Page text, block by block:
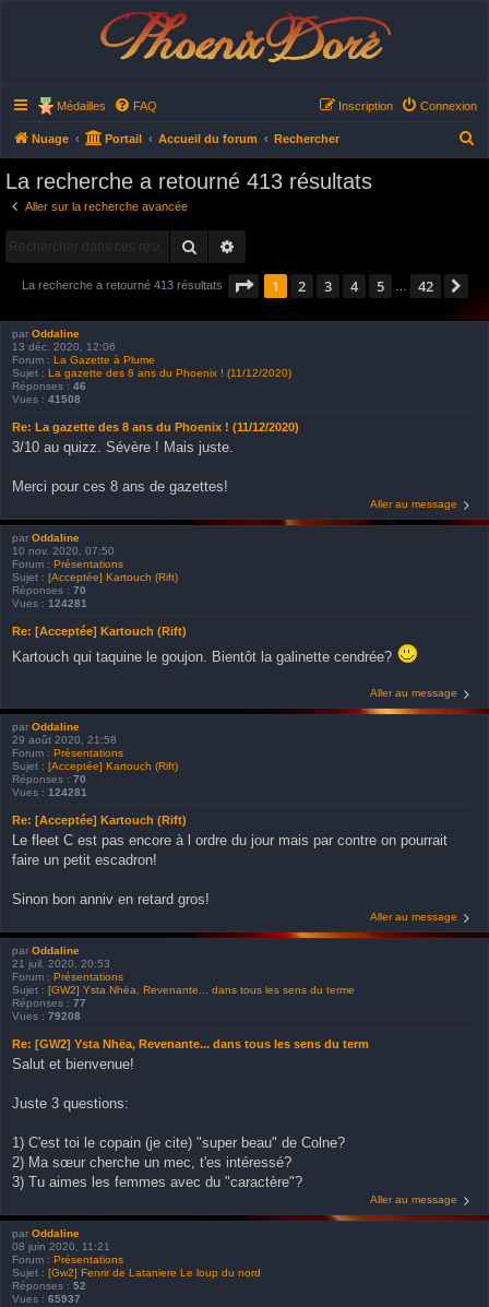
Phoenix Doré
Médailles FAQ Connexion
Inscription
Nuage Portail Accueil du forum Rechercher
h
La recherche a retourné 413 résultats
Aller sur la recherche avancée
Rechercher
La recherche a retourné 413 résultats Page 1sur42
1 2 3 4 5 42
par Oddaline
13 déc. 2020, 12:06
Forum : La Gazette à Plume
Sujet : La gazette des 8 ans du Phoenix ! (11/12/2020)
Réponses : 46
Vues : 41508
Re: La gazette des 8 ans du Phoenix ! (11/12/2020)
3/10 au quizz. Sévère ! Mais juste.
Merci pour ces 8 ans de gazettes!
Aller au message
par Oddaline
10 nov. 2020, 07:50
Forum : Présentations
Sujet : [Acceptée] Kartouch (Rift)
Réponses : 70
Vues : 124281
Re: [Acceptée] Kartouch (Rift)
Kartouch qui taquine le goujon. Bientôt la galinette cendrée?
Aller au message
par Oddaline
29 août 2020, 21:58
Forum : Présentations
Sujet : [Acceptée] Kartouch (Rift)
Réponses : 70
Vues : 124281
Re: [Acceptée] Kartouch (Rift)
Le fleet C est pas encore à l ordre du jour mais par contre on pourrait
faire un petit escadron!
Sinon bon anniv en retard gros!
Aller au message
par Oddaline
21 juil. 2020, 20:53
Forum : Présentations
Sujet : [GW2] Ysta Nhëa, Revenante... dans tous les sens du terme
Réponses : 77
Vues : 79208
Re: [GW2] Ysta Nhëa, Revenante... dans tous les sens du term
Salut et bienvenue!
Juste 3 questions:
1) C'est toi le copain (je cite) "super beau" de Colne?
2) Ma sœur cherche un mec, t'es intéressé?
3) Tu aimes les femmes avec du "caractère"?
Aller au message
par Oddaline
08 juin 2020, 11:21
Forum : Présentations
Sujet : [Gw2] Fenrir de Lataniere Le loup du nord
Réponses : 52
Vues : 65937